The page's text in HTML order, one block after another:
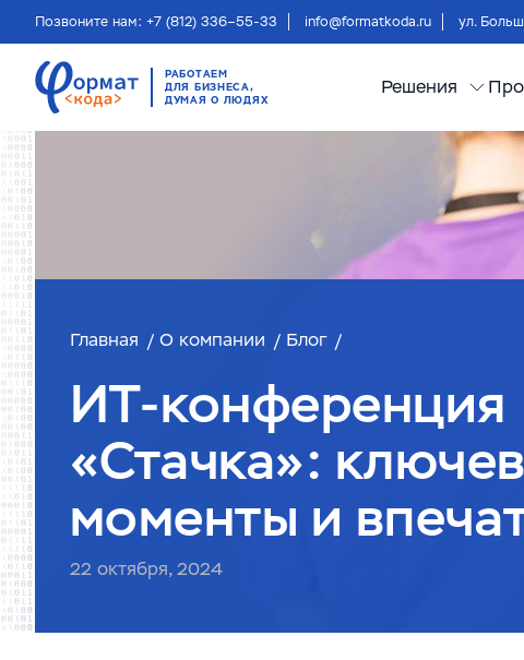
Позвоните нам: +7 (812) 336–55-33 info@formatkoda.ru ул.
РАБОТАЕМ
ДЛЯ БИЗНЕСА,
ДУМАЯ О ЛЮДЯХ
Решения
Главная О компании Блог
ИТ-конференция
«Стачка»:
моменты и
22 октября, 2024